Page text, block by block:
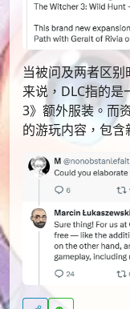
当被问及两者区别
来说，DLC指的
3》额外服装。而
的游玩内容，包